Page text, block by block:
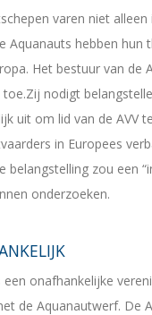
varen niet
Aquanauts hebben hun
Het bestuur van de
nodigt
uit om lid van de AVV
in Europees
belangstelling zou een
onderzoeken.
een onafhankelijke
de Aquanautwerf. De